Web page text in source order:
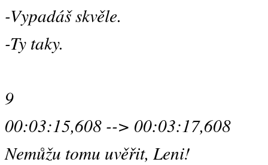
-Vypadáš skvěle.
-Ty taky.
9
00:03:15,608 --> 00:03:17,608
Nemůžu tomu uvěřit, Leni!